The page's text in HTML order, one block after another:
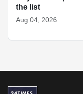
the list
Aug 04, 2026